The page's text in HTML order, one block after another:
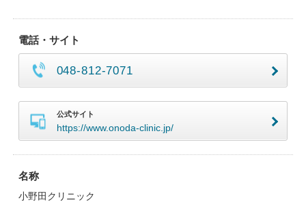
電話・サイト
048-812-7071
公式サイト
https://www.onoda-clinic.jp/
名称
小野田クリニック